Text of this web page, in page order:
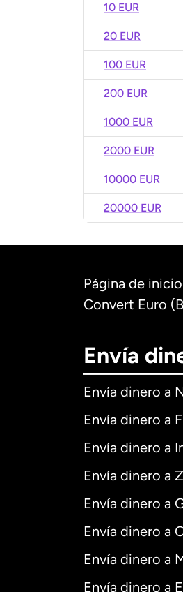
10 EUR
20 EUR
100 EUR
200 EUR
1000 EUR
2000 EUR
10000 EUR
20000 EUR
Página de
Convert Euro
Envía
Envía dinero a
Envía dinero a
Envía dinero a
Envía dinero a
Envía dinero a
Envía dinero a
Envía dinero a
Envía dinero a